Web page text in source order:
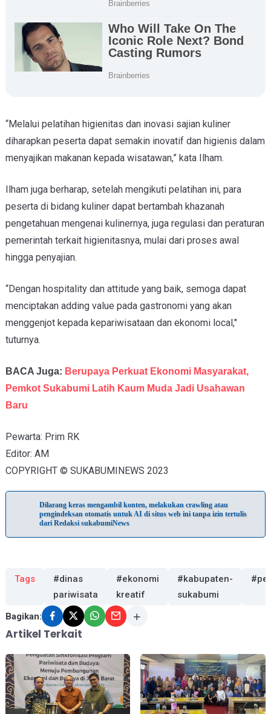
“Melalui pelatihan higienitas dan inovasi sajian kuliner
diharapkan peserta dapat semakin inovatif dan higienis dalam
menyajikan makanan kepada wisatawan,” kata Ilham.
Ilham juga berharap, setelah mengikuti pelatihan ini, para
peserta di bidang kuliner dapat bertambah khazanah
pengetahuan mengenai kulinernya, juga regulasi dan peraturan
pemerintah terkait higienitasnya, mulai dari proses awal
hingga penyajian.
“Dengan hospitality dan attitude yang baik, semoga dapat
menciptakan adding value pada gastronomi yang akan
menggenjot kepada kepariwisataan dan ekonomi local,"
tuturnya.
BACA Juga: Berupaya Perkuat Ekonomi Masyarakat,
Pemkot Sukabumi Latih Kaum Muda Jadi Usahawan
Baru
Pewarta: Prim RK
Editor: AM
COPYRIGHT © SUKABUMINEWS 2023
Dilarang keras mengambil konten, melakukan crawling atau
pengindeksan otomatis untuk AI di situs web ini tanpa izin tertulis
dari Redaksi sukabumiNews
Tags
#dinas
pariwisata
#ekonomi
kreatif
#kabupaten-
sukabumi
Bagikan:
Artikel Terkait